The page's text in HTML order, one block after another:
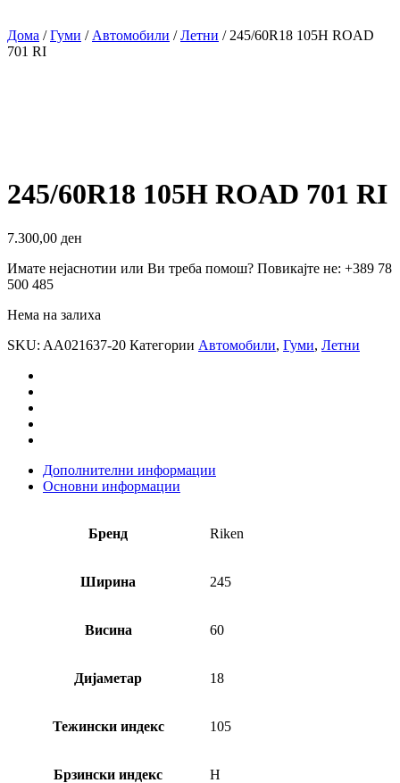
Дома /Гуми / Автомобили /Летни / 245/60R18 105H ROAD
701 RI
245/60R18 105H ROAD 701 RI
7.300,00 ден
Имате нејаснотии или Ви треба помош? Повикајте не: +389 78
500 485
Нема на залиха
SKU: AA021637-20 Категории Автомобили, Гуми, Летни
Дополнителни информации
Основни информации
Бренд Riken
Ширина 245
Висина 60
Дијаметар 18
Тежински индекс 105
Брзински индекс H